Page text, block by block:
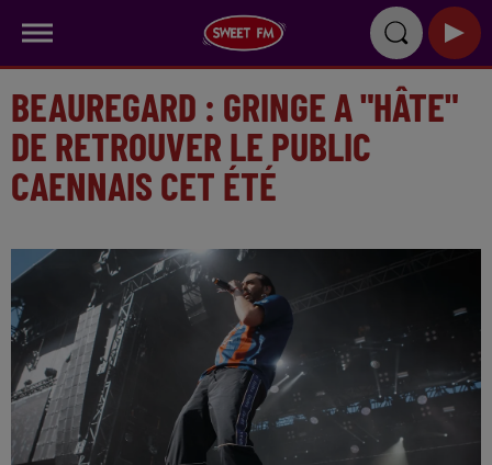
BEAUREGARD : GRINGE A "HÂTE"
DE RETROUVER LE PUBLIC
CAENNAIS CET ÉTÉ